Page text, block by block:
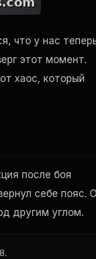
что у нас
этот момент.
хаос, который
после боя
себе пояс.
другим углом.